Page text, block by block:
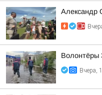
Александр
Волонтёры
Вчера,